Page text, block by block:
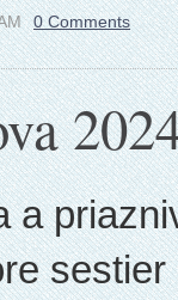
0 Comments
a
sestier